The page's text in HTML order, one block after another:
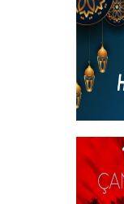
Hayırlı